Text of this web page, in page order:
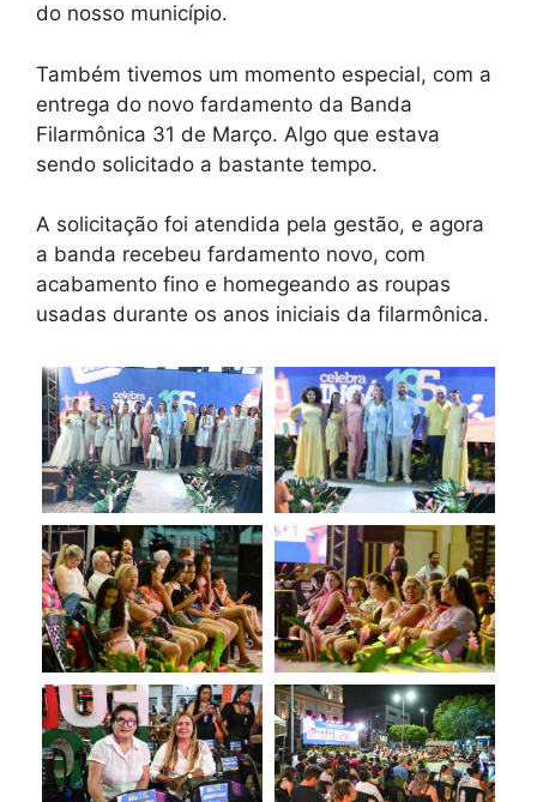
do nosso município.
Também tivemos um momento especial, com a
entrega do novo fardamento da Banda
Filarmônica 31 de Março. Algo que estava
sendo solicitado a bastante tempo.
A solicitação foi atendida pela gestão, e agora
a banda recebeu fardamento novo, com
acabamento fino e homegeando as roupas
usadas durante os anos iniciais da filarmônica.